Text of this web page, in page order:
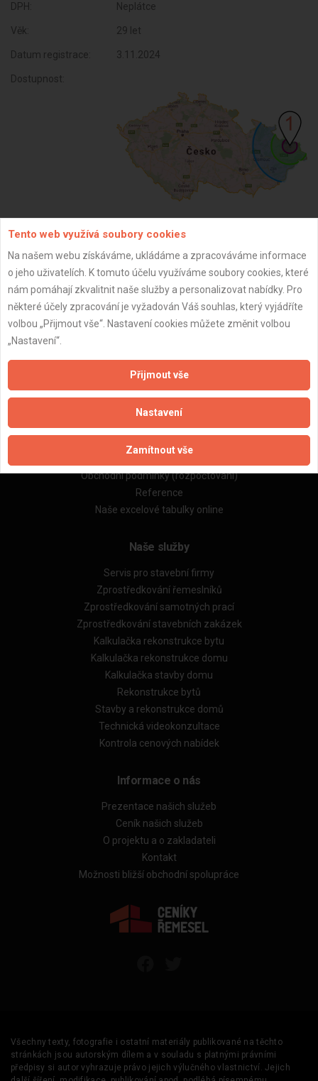
DPH: Neplátce
Věk: 29 let
Datum registrace: 3.11.2024
Dostupnost:
Aktualizováno z portálu ARES dne 10.01.2025 21:27:25
Důležité informace
Naše firmy a řemeslníci
Obchodní podmínky (rozpočtování)
Reference
Naše excelové tabulky online
Naše služby
Servis pro stavební firmy
Zprostředkování řemeslníků
Zprostředkování samotných prací
Zprostředkování stavebních zakázek
Kalkulačka rekonstrukce bytu
Kalkulačka rekonstrukce domu
Kalkulačka stavby domu
Rekonstrukce bytů
Stavby a rekonstrukce domů
Technická videokonzultace
Kontrola cenových nabídek
Informace o nás
Prezentace našich služeb
Ceník našich služeb
O projektu a o zakladateli
Kontakt
Možnosti bližší obchodní spolupráce
Všechny texty, fotografie i ostatní materiály publikované na těchto
stránkách jsou autorským dílem a v souladu s platnými právními
předpisy si autor vyhrazuje právo jejich výlučného vlastnictví. Jejich
Tento web využívá soubory cookies
Na našem webu získáváme, ukládáme a zpracováváme informace
o jeho uživatelích. K tomuto účelu využíváme soubory cookies, které
nám pomáhají zkvalitnit naše služby a personalizovat nabídky. Pro
některé účely zpracování je vyžadován Váš souhlas, který vyjádříte
volbou „Přijmout vše“. Nastavení cookies můžete změnit volbou
„Nastavení“.
Přijmout vše
Nastavení
Zamítnout vše